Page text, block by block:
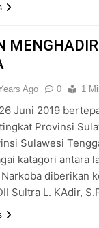
Ago 0 1
Juni 2019
Provinsi
Sulawesi
katagori antara
diberikan
Sultra L. KAdir,